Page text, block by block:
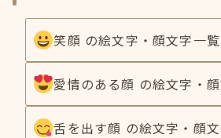
笑顔 の絵文字・顔文字一覧
愛情のある顔 の絵文字・
舌を出す顔 の絵文字・顔